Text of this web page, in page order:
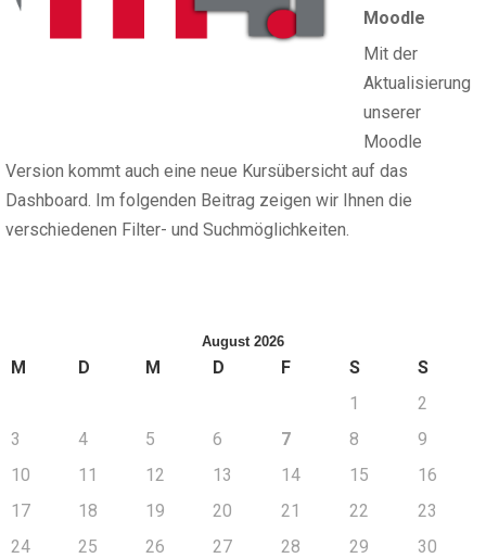
Moodle
Mit der
Aktualisierung
unserer
Moodle
Version kommt auch eine neue Kursübersicht auf das
Dashboard. Im folgenden Beitrag zeigen wir Ihnen die
verschiedenen Filter- und Suchmöglichkeiten.
August 2026
M D M D F S
S
1
2
3
4 5 6 7 8
9
10
11 12 13 14 15
16
17
18 19 20 21 22
23
24
25 26 27 28 29
30